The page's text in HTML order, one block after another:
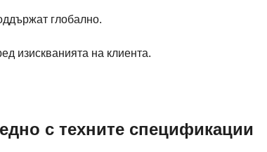
глобално.
изискванията на клиента.
с техните спецификации